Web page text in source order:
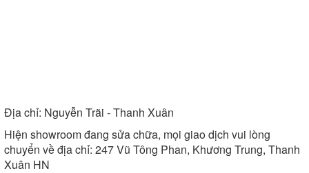
Địa chỉ: Nguyễn Trãi - Thanh Xuân
Hiện showroom đang sửa chữa, mọi giao dịch vui lòng
chuyển về địa chỉ: 247 Vũ Tông Phan, Khương Trung, Thanh
Xuân HN